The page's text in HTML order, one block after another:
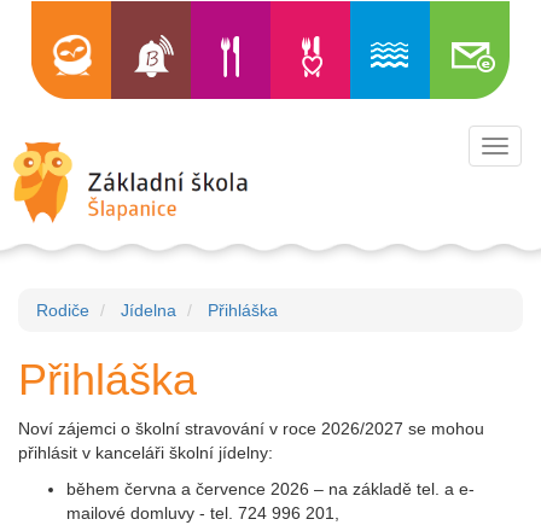
Rodiče Jídelna Přihláška
Přihláška
Noví zájemci o školní stravování v roce 2026/2027 se mohou
přihlásit v kanceláři školní jídelny:
během června a července 2026 – na základě tel. a e-
mailové domluvy - tel. 724 996 201,